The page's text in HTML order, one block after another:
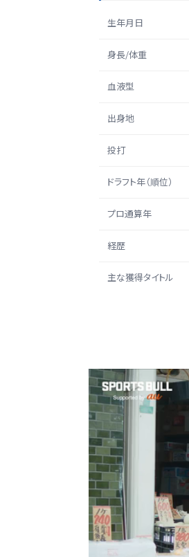
生年月日
身長/体重
血液型
出身地
投打
ドラフト年（順位）
プロ通算年
経歴
主な獲得タイトル